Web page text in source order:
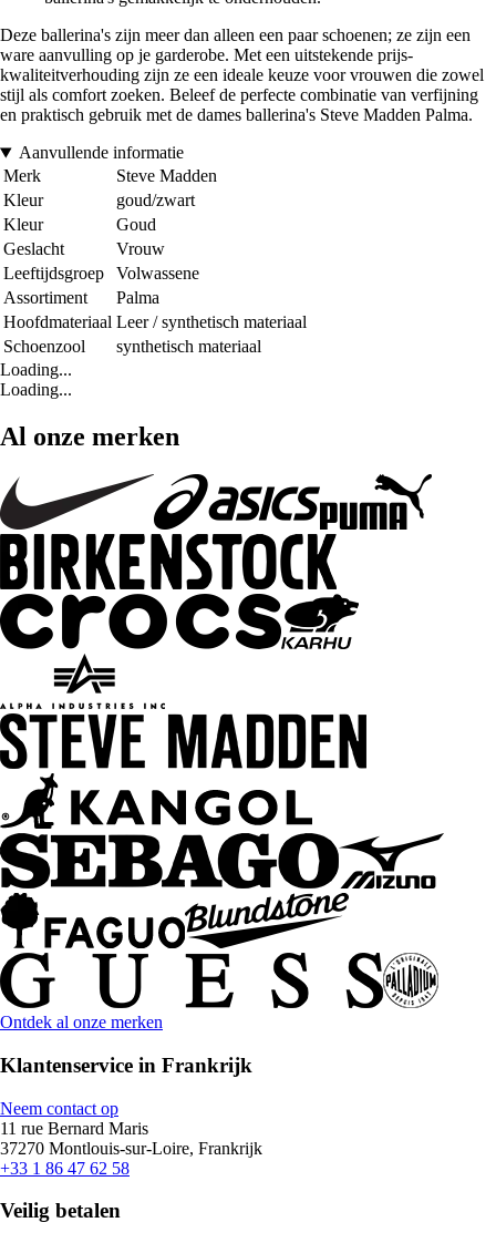
Deze ballerina's zijn meer dan alleen een paar schoenen; ze zijn een
ware aanvulling op je garderobe. Met een uitstekende prijs-
kwaliteitverhouding zijn ze een ideale keuze voor vrouwen die zowel
stijl als comfort zoeken. Beleef de perfecte combinatie van verfijning
en praktisch gebruik met de dames ballerina's Steve Madden Palma.
Aanvullende informatie
Merk
Steve Madden
Kleur
goud/zwart
Kleur
Goud
Geslacht
Vrouw
Leeftijdsgroep
Volwassene
Assortiment
Palma
Hoofdmateriaal Leer / synthetisch materiaal
Schoenzool
synthetisch materiaal
Loading...
Loading...
Al onze merken
Ontdek al onze merken
Klantenservice in Frankrijk
Neem contact op
11 rue Bernard Maris
37270 Montlouis-sur-Loire, Frankrijk
+33 1 86 47 62 58
Veilig betalen